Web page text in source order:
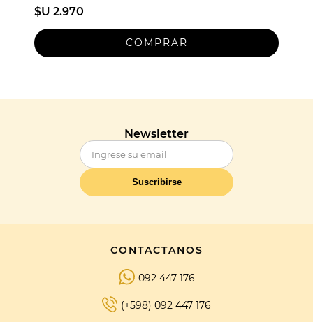
$U 2.970
Newsletter
Suscribirse
CONTACTANOS
092 447 176
(+598) 092 447 176